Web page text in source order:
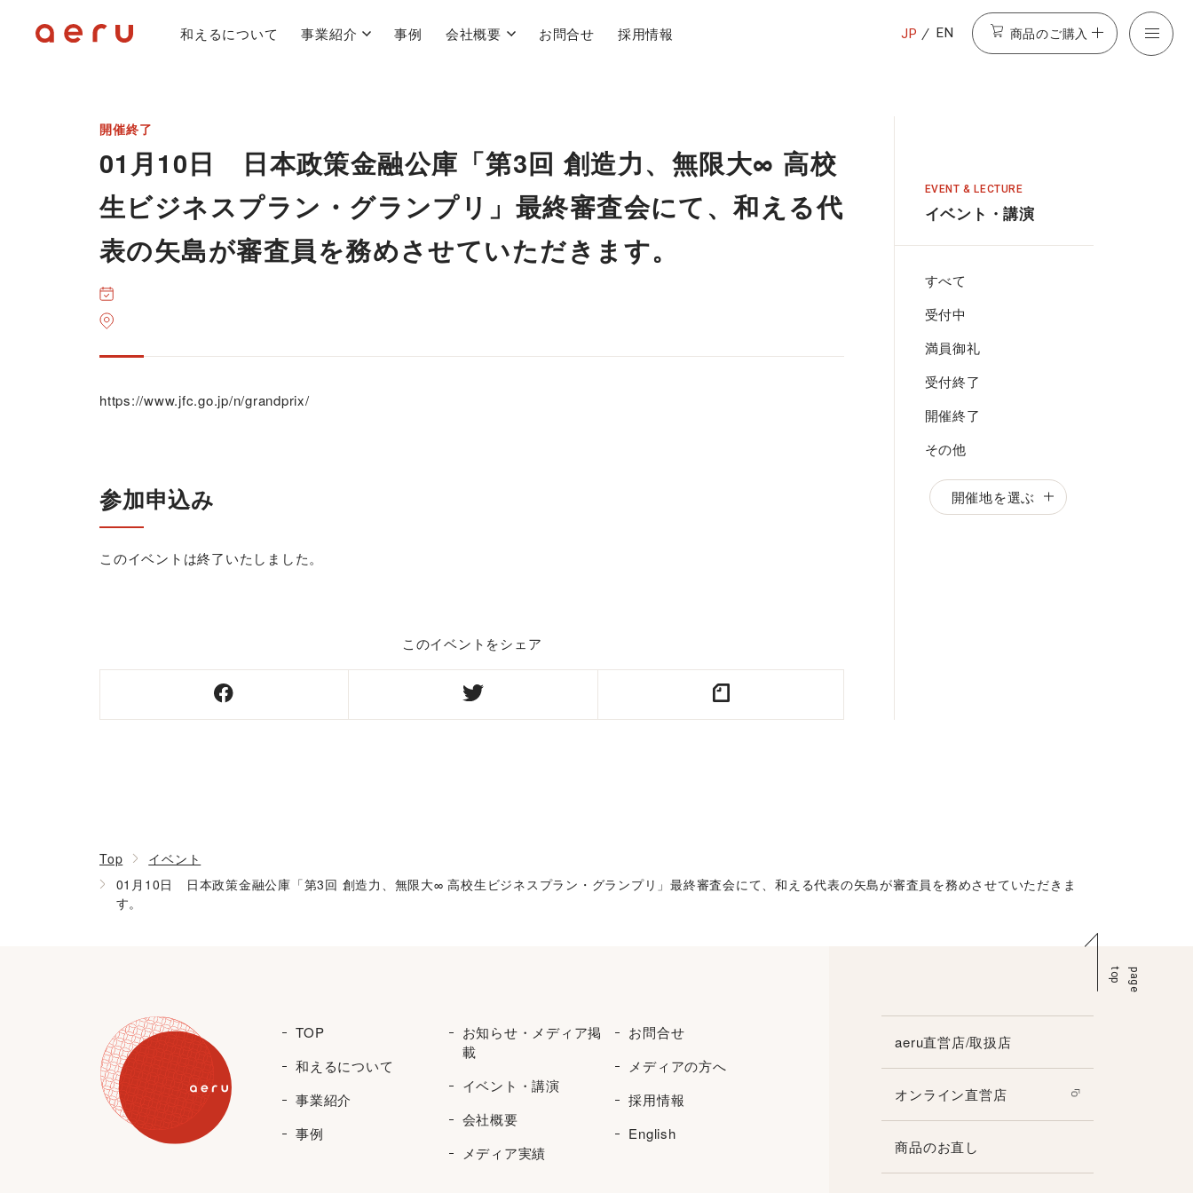
和えるについて 事業紹介 事例 会社概要 お問合せ 採用情報 JP EN 商品のご購入
開催終了
01月10日 日本政策金融公庫「第3回 創造力、無限大∞ 高校
生ビジネスプラン・グランプリ」最終審査会にて、和える代
表の矢島が審査員を務めさせていただきます。
https://www.jfc.go.jp/n/grandprix/
参加申込み
このイベントは終了いたしました。
このイベントをシェア
EVENT & LECTURE
イベント・講演
すべて
受付中
満員御礼
受付終了
開催終了
その他
開催地を選ぶ
Top
イベント
01月10日 日本政策金融公庫「第3回 創造力、無限大∞ 高校生ビジネスプラン・グランプリ」最終審査会にて、和える代表の矢島が審査員を務めさせていただきま
す。
p
a
g
e
t
o
p
TOP
和えるについて
事業紹介
事例
お知らせ・メディア掲
載
イベント・講演
会社概要
メディア実績
お問合せ
メディアの方へ
採用情報
English
aeru直営店/取扱店
オンライン直営店
商品のお直し